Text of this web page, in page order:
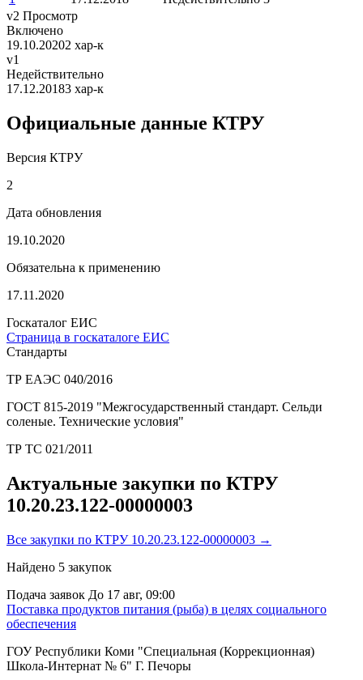
v2 Просмотр
Включено
19.10.20202 хар-к
v1
Недействительно
17.12.20183 хар-к
Официальные данные КТРУ
Версия КТРУ
2
Дата обновления
19.10.2020
Обязательна к применению
17.11.2020
Госкаталог ЕИС
Страница в госкаталоге ЕИС
Стандарты
ТР ЕАЭС 040/2016
ГОСТ 815-2019 "Межгосударственный стандарт. Сельди
соленые. Технические условия"
ТР ТС 021/2011
Актуальные закупки по КТРУ
10.20.23.122-00000003
Все закупки по КТРУ 10.20.23.122-00000003 →
Найдено 5 закупок
Подача заявок До 17 авг, 09:00
Поставка продуктов питания (рыба) в целях социального
обеспечения
ГОУ Республики Коми "Специальная (Коррекционная)
Школа-Интернат № 6" Г. Печоры